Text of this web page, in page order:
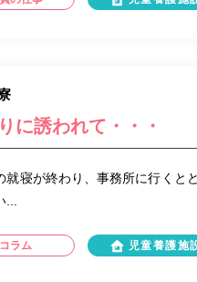
に誘われて・・・
就寝が終わり、事務所に行くと
コラム 児童養護施